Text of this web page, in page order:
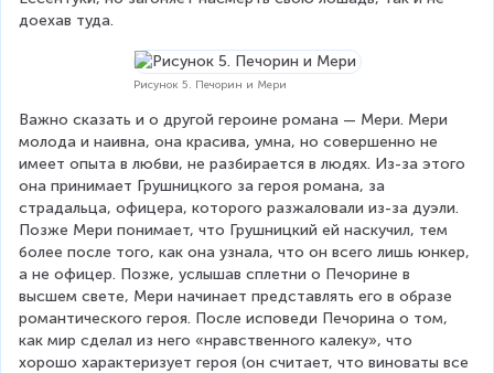
доехав туда.
Рисунок 5. Печорин и Мери
Важно сказать и о другой героине романа — Мери. Мери
молода и наивна, она красива, умна, но совершенно не
имеет опыта в любви, не разбирается в людях. Из-за этого
она принимает Грушницкого за героя романа, за
страдальца, офицера, которого разжаловали из-за дуэли.
Позже Мери понимает, что Грушницкий ей наскучил, тем
более после того, как она узнала, что он всего лишь юнкер,
а не офицер. Позже, услышав сплетни о Печорине в
высшем свете, Мери начинает представлять его в образе
романтического героя. После исповеди Печорина о том,
как мир сделал из него «нравственного калеку», что
хорошо характеризует героя (он считает, что виноваты все